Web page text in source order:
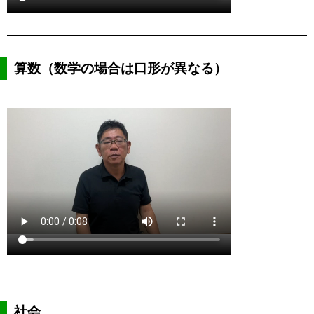
算数（数学の場合は口形が異なる）